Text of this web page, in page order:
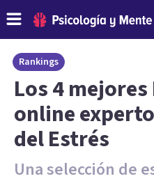
Rankings
Los 4
online
del Estrés
Una selección de